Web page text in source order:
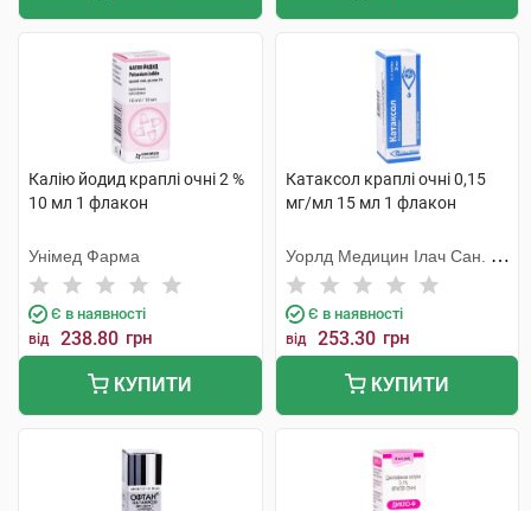
Калію йодид краплі очні 2 %
10 мл 1 флакон
Унімед Фарма
Є в наявності
від 238.80 грн
КУПИТИ
Катаксол краплі очні 0,15
мг/мл 15 мл 1 флакон
Уорлд Медицин Ілач Сан. Ве
Тідж
Є в наявності
від 253.30 грн
КУПИТИ